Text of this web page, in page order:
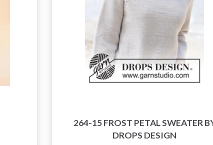
264-15 FROST PETAL SWEATER
DROPS DESIGN